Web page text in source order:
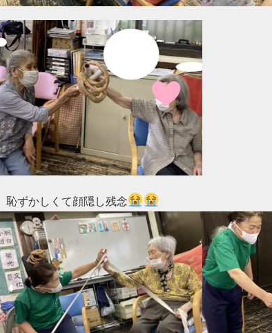
恥ずかしくて顔隠し残念